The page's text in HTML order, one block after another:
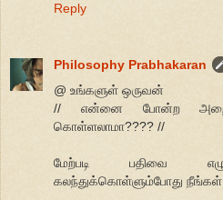
Reply
Philosophy Prabhakaran
@ உங்களுள் ஒருவன்
// என்னை போன்ற
கொள்ளலாமா???? //
மேற்படி பதிவை
கலந்துக்கொள்ளும்போது